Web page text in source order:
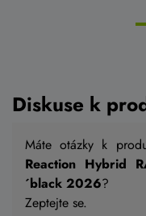
Diskuse k
Máte otázky k
Reaction Hybrid
´black 2026?
Zeptejte se.